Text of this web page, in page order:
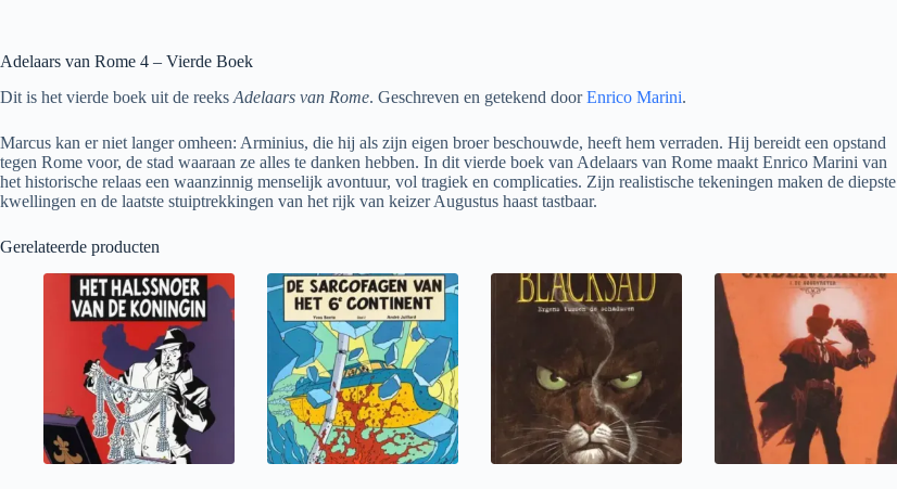
Adelaars van Rome 4 – Vierde Boek
Dit is het vierde boek uit de reeks Adelaars van Rome. Geschreven en getekend doorEnrico Marini.
Marcus kan er niet langer omheen: Arminius, die hij als zijn eigen broer beschouwde, heeft hem verraden. Hij bereidt een opstand
tegen Rome voor, de stad waaraan ze alles te danken hebben. In dit vierde boek van Adelaars van Rome maakt Enrico Marini van
het historische relaas een waanzinnig menselijk avontuur, vol tragiek en complicaties. Zijn realistische tekeningen maken de diepste
kwellingen en de laatste stuiptrekkingen van het rijk van keizer Augustus haast tastbaar.
Gerelateerde producten